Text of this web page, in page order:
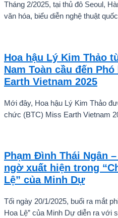
Tháng 2/2025, tại thủ đô Seoul,
văn hóa, biểu diễn nghệ thuật
ấn tượng mạnh với giọng hát trữ
quê hương.
Hoa hậu Lý Kim Thảo
Nam Toàn cầu đến
Earth Vietnam 2025
Mới đây, Hoa hậu Lý Kim Thảo
chức (BTC) Miss Earth Vietnam
Phạm Đình Thái Ngân
ngờ xuất hiện trong
Lệ” của Minh Dự
Tối ngày 20/1/2025, buổi ra mắt
Hoa Lệ” của Minh Dự diễn ra với